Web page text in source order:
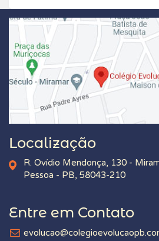
Localização
R. Ovídio Mendonça, 130 -
Pessoa - PB, 58043-210
Entre em Contato